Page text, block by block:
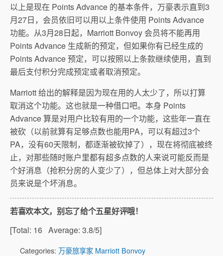
以上是现在 Points Advance 的基本条件，万豪表示直到3
月27日，会员依旧可以用以上条件使用 Points Advance
功能。从3月28日起，Marriott Bonvoy 会员将不能再用
Points Advance 生成新的预定，但如果你有已经生成的
Points Advance 预定，可以按照以上条款继续使用，直到
最后支付积分完成预定或者取消预定。
Marriott 给出的解释是因为现在用的人太少了，所以打算
取消这个功能。这也就是一种借口吧。本身 Points
Advance 算是对用户比较有用的一个功能，这些年一直在
被砍（以前就算有足够点数也能用PA，可以有超过3个
PA，没有60天限制，都逐渐被砍掉了），现在将彻底被终
止，对那些随时账户里都有超多点数的人来说可能反而是
个好消息（抢积分房的人变少了），但总体上对大部分会
员来说是个坏消息。
若喜欢本文，别忘了给个五星好评哦！
[Total: 16 Average: 3.8/5]
Categories: 万豪旅享家 Marriott Bonvoy